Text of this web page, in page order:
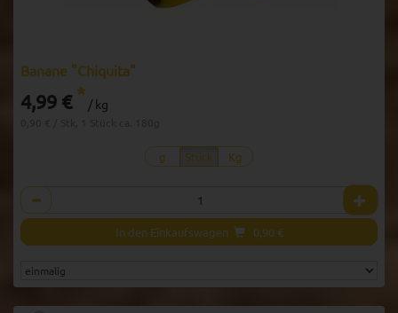
Banane "Chiquita"
4,99 € * / kg
g Stück Kg
Anzahl
In den Einkaufswagen 0,90 €